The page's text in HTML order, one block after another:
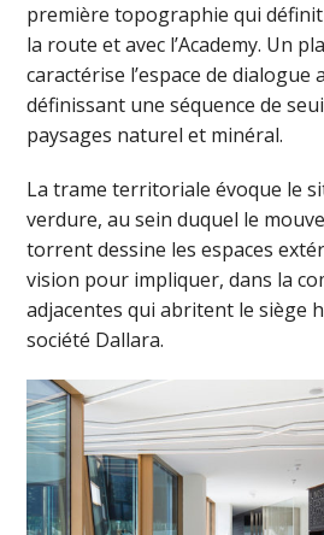
première topographie qui
la route et avec l’Academy. Un
caractérise l’espace de dialogue
définissant une séquence de
paysages naturel et minéral.
La trame territoriale évoque le
verdure, au sein duquel le
torrent dessine les espaces
vision pour impliquer, dans la
adjacentes qui abritent le siège
société Dallara.